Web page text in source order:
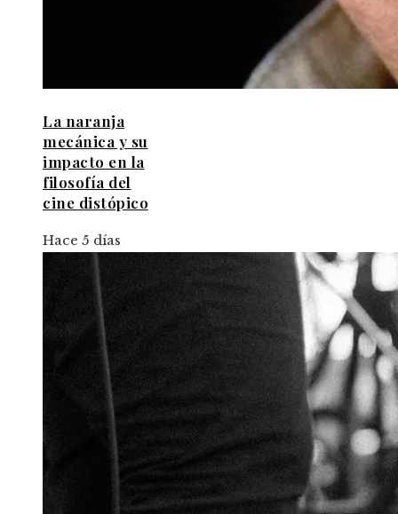
La naranja
mecánica y su
impacto en la
filosofía del
cine distópico
Hace 5 días